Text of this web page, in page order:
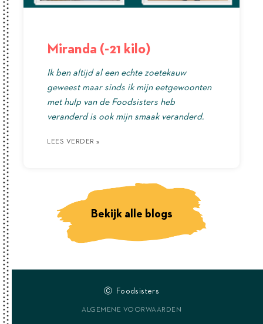
LEES VERDER »
LEES VERDER »
Miranda (-21 kilo)
Ik ben altijd al een echte zoetekauw
geweest maar sinds ik mijn eetgewoonten
met hulp van de Foodsisters heb
veranderd is ook mijn smaak veranderd.
LEES VERDER »
Bekijk alle blogs
Ⓒ Foodsisters
ALGEMENE VOORWAARDEN